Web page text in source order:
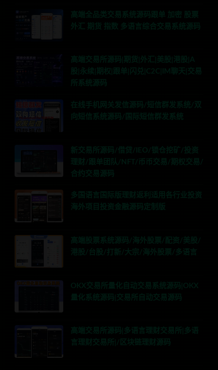
高端全品类交易系统源码跟单 加密 股票
外汇 期货 指数 多语言综合交易系统源码
高端交易所源码|期货|外汇|美股|港股|A
股|永续|期权|跟单|闪兑|C2C|IM聊天|交易
所系统源码
在线手机网关发信源码/短信群发系统/双
向短信系统源码/国际短信群发系统
新交易所源码/借贷/IEO/锁仓挖矿/投资
理财/跟单团队/NFT/币币交易/期权交易/
合约交易源码
多国语言国际版理财返利适用各行业投资
海外项目投资金融源码定制版
高端股票系统源码/海外股票/配资/美股/
港股/台股/打新/大宗/海外股票/多语言
OKX交易所量化自动交易系统源码|OKX
量化系统源码|交易所自动交易源码
高端交易所源码|多语言理财交易所|多语
言理财交易所|/区块链理财源码